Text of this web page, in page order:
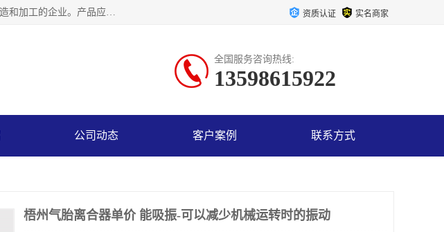
河南大林橡胶通信器材有限公司是一个专注于各种橡胶件、离合器及配件、泥浆泵及配件等产品设计制造和加工的企业。产品应用于矿山、冶金、石油、钢铁、化工、水泥、船舶、造纸、通用机械等各种大功率机械传动或制动装置。 资质认证 实名商家
全国服务咨询热线:
13598615922
公司动态 客户案例 联系方式
梧州气胎离合器单价 能吸振-可以减少机械运转时的振动